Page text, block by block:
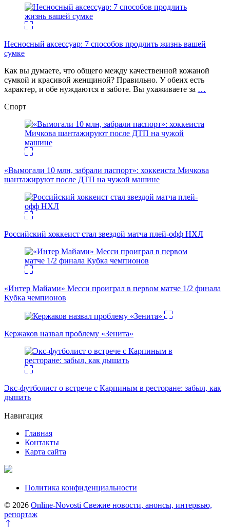
Несносный аксессуар: 7 способов продлить жизнь вашей
сумке
Как вы думаете, что общего между качественной кожаной
сумкой и красивой женщиной? Правильно. У обеих есть
характер, и обе нуждаются в заботе. Вы ухаживаете за …
Спорт
«Вымогали 10 млн, забрали паспорт»: хоккеиста Мичкова
шантажируют после ДТП на чужой машине
Российский хоккеист стал звездой матча плей-офф НХЛ
«Интер Майами» Месси проиграл в первом матче 1/2 финала
Кубка чемпионов
Кержаков назвал проблему «Зенита»
Экс-футболист о встрече с Карпиным в ресторане: забыл, как
дышать
Навигация
Главная
Контакты
Карта сайта
Политика конфиденциальности
© 2026 Online-Novosti Свежие новости, анонсы, интервью,
репортаж
Перейти